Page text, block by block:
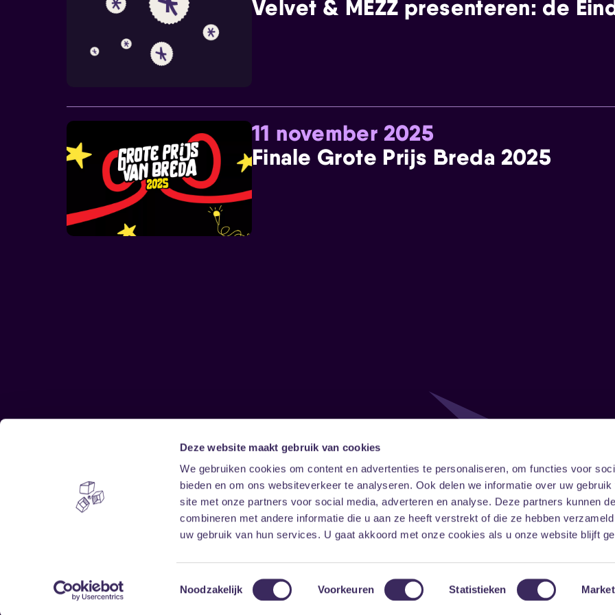
Deze website maakt gebruik van cookies
We gebruiken cookies om content en advertenties te personaliseren, om functies voor
bieden en om ons websiteverkeer te analyseren. Ook delen we informatie over uw gebruik
site met onze partners voor social media, adverteren en analyse. Deze partners kunnen
combineren met andere informatie die u aan ze heeft verstrekt of die ze hebben
uw gebruik van hun services. U gaat akkoord met onze cookies als u onze website blijft
Toestemmingsselectie
Noodzakelijk Voorkeuren Statistieken
Velvet & MEZZ presenteren: de
11 november 2025
Finale Grote Prijs Breda 2025
Home
Vrijwilligers
Disclaimer
Toegankelijkheid
Privacy & cookies
Follow
FacebookInstagramLinkedIn
Onze